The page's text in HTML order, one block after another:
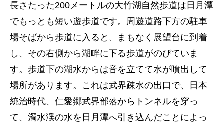
長さたった200メートルの大竹湖自然歩道は日月潭
でもっとも短い遊歩道です。周遊道路下方の駐車
場そばから歩道に入ると、まもなく展望台に到着
し、その右側から湖畔に下る歩道がのびていま
す。歩道下の湖水からは音を立てて水が噴出して
場所があります。これは武界疎水の出口で、日本
統治時代、仁愛郷武界部落からトンネルを穿っ
て、濁水渓の水を日月潭へ引き込んだことによっ